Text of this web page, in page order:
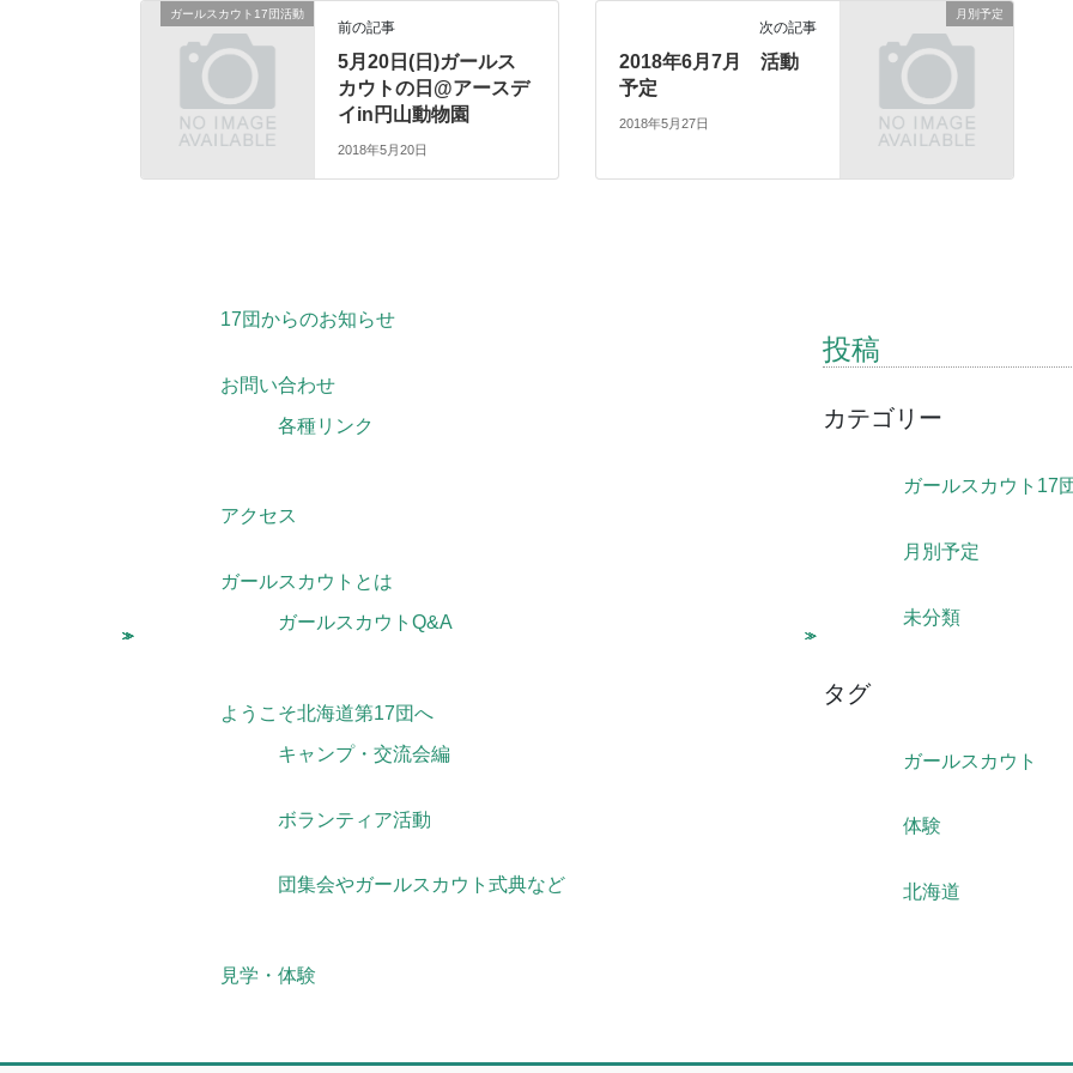
ガールスカウト17団活動
前の記事
5月20日(日)ガールス
カウトの日@アースデ
イin円山動物園
2018年5月20日
月別予定
次の記事
2018年6月7月 活動
予定
2018年5月27日
17団からのお知らせ
お問い合わせ
各種リンク
アクセス
ガールスカウトとは
ガールスカウトQ&A
ようこそ北海道第17団へ
キャンプ・交流会編
ボランティア活動
団集会やガールスカウト式典など
見学・体験
投稿
カテゴリー
ガールスカウト17
月別予定
未分類
タグ
ガールスカウト
体験
北海道